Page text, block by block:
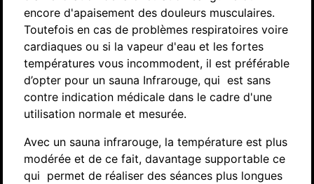
encore d'apaisement des douleurs musculaires.
Toutefois en cas de problèmes respiratoires voire
cardiaques ou si la vapeur d'eau et les fortes
températures vous incommodent, il est préférable
d’opter pour un sauna Infrarouge, qui est sans
contre indication médicale dans le cadre d'une
utilisation normale et mesurée.
Avec un sauna infrarouge, la température est plus
modérée et de ce fait, davantage supportable ce
qui permet de réaliser des séances plus longues